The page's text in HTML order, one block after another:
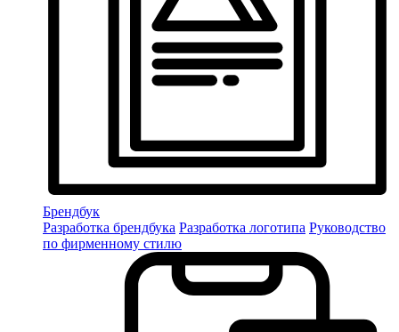
Брендбук
Разработка брендбука Разработка логотипа Руководство
по фирменному стилю